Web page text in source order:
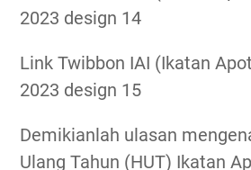
2023 design 14
Link Twibbon IAI (Ikatan
2023 design 15
Demikianlah ulasan
Ulang Tahun (HUT) Ikatan